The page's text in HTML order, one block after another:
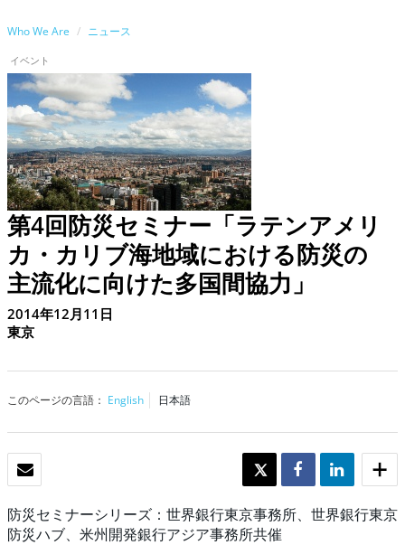
Who We Are ニュース
イベント
第4回防災セミナー「ラテンアメリ
カ・カリブ海地域における防災の
主流化に向けた多国間協力」
2014年12月11日
東京
このページの言語： English 日本語
TWEET SHARE SHARE
防災セミナーシリーズ：世界銀行東京事務所、世界銀行東京
防災ハブ、米州開発銀行アジア事務所共催